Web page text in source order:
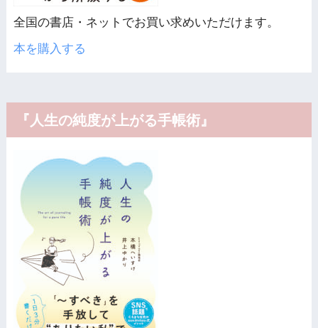
全国の書店・ネットでお買い求めいただけます。
本を購入する
『人生の純度が上がる手帳術』